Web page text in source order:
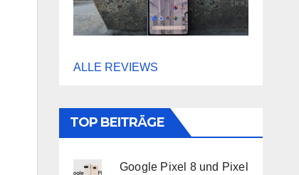
ALLE REVIEWS
TOP BEITRÄGE
Google Pixel 8 und Pixel